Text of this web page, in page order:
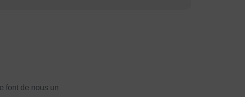
font de nous un